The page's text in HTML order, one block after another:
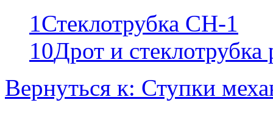
1Стеклотрубка СН-1
10Дрот и
Вернуться к: Ступки